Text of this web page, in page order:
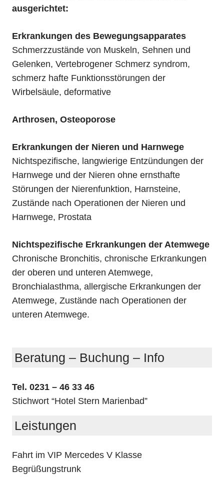
ausgerichtet:
Erkrankungen des Bewegungsapparates
Schmerzzustände von Muskeln, Sehnen und
Gelenken, Vertebrogener Schmerz syndrom,
schmerz hafte Funktionsstörungen der
Wirbelsäule, deformative
Arthrosen, Osteoporose
Erkrankungen der Nieren und Harnwege
Nichtspezifische, langwierige Entzündungen der
Harnwege und der Nieren ohne ernsthafte
Störungen der Nierenfunktion, Harnsteine,
Zustände nach Operationen der Nieren und
Harnwege, Prostata
Nichtspezifische Erkrankungen der Atemwege
Chronische Bronchitis, chronische Erkrankungen
der oberen und unteren Atemwege,
Bronchialasthma, allergische Erkrankungen der
Atemwege, Zustände nach Operationen der
unteren Atemwege.
Beratung – Buchung – Info
Tel. 0231 – 46 33 46
Stichwort “Hotel Stern Marienbad”
Leistungen
Fahrt im VIP Mercedes V Klasse
Begrüßungstrunk